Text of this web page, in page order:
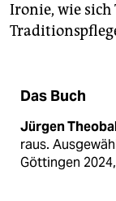
Ironie, wie
Das Buch
Jürgen
raus.
Göttingen